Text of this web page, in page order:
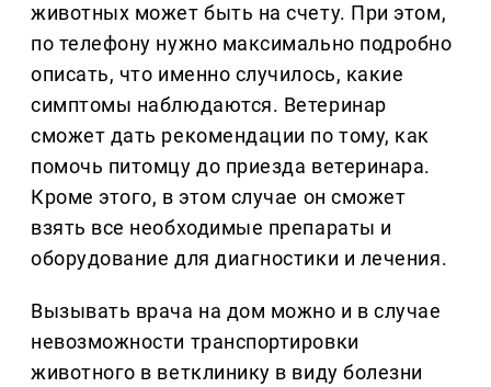
животных может быть на счету. При этом,
по телефону нужно максимально подробно
описать, что именно случилось, какие
симптомы наблюдаются. Ветеринар
сможет дать рекомендации по тому, как
помочь питомцу до приезда ветеринара.
Кроме этого, в этом случае он сможет
взять все необходимые препараты и
оборудование для диагностики и лечения.
Вызывать врача на дом можно и в случае
невозможности транспортировки
животного в ветклинику в виду болезни